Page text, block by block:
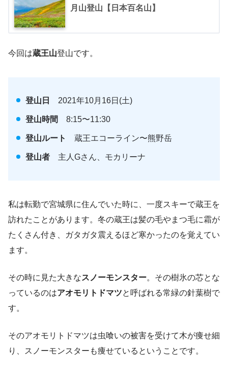
月山登山【日本百名山】
今回は蔵王山登山です。
登山日 2021年10月16日(土)
登山時間 8:15〜11:30
登山ルート 蔵王エコーライン〜熊野岳
登山者 主人Gさん、モカリーナ
私は転勤で宮城県に住んでいた時に、一度スキーで蔵王を
訪れたことがあります。冬の蔵王は髪の毛やまつ毛に霜が
たくさん付き、ガタガタ震えるほど寒かったのを覚えてい
ます。
その時に見た大きなスノーモンスター。その樹氷の芯とな
っているのはアオモリトドマツと呼ばれる常緑の針葉樹で
す。
そのアオモリトドマツは虫喰いの被害を受けて木が痩せ細
り、スノーモンスターも痩せているということです。